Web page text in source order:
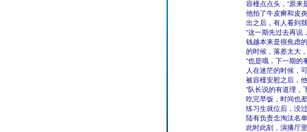
容槿点点头，“原来
他拍了牛皮癣和皮
出之后，有人看到
“这一期先过去再说
钱越本来是很焦虑
的时候，落差太大
“也是哦，下一期的
人在迷茫的时候，
被容槿安慰之后，
“队长说的有道理，
吃完早饭，时间也
练习生就位后，没
陆有负责念淘汰名
此时此刻，演播厅